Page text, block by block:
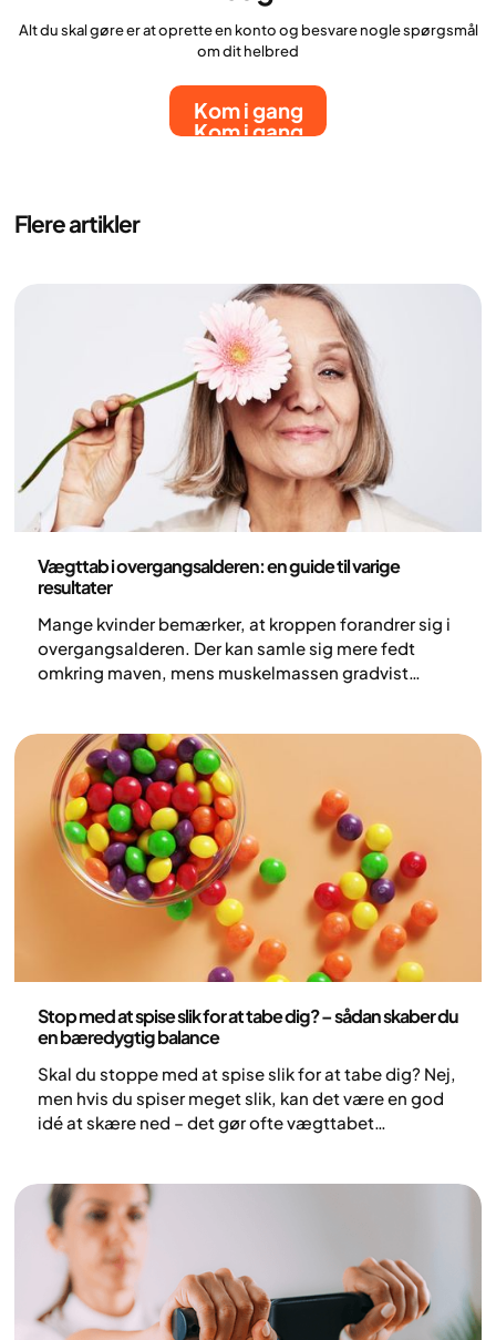
Alt du skal gøre er at oprette en konto og besvare nogle spørgsmål
om dit helbred
Kom i gang
Kom i gang
Flere artikler
Vægttab i overgangsalderen: en guide til varige
resultater
Mange kvinder bemærker, at kroppen forandrer sig i
overgangsalderen. Der kan samle sig mere fedt
omkring maven, mens muskelmassen gradvist
på, hvad forskning viser, og hvilke strategier der kan
hjælpe, hvis du ønsker at tabe dig i
overgangsalderen.
Stop med at spise slik for at tabe dig? – sådan skaber du
en bæredygtig balance
Skal du stoppe med at spise slik for at tabe dig? Nej,
men hvis du spiser meget slik, kan det være en god
idé at skære ned – det gør ofte vægttabet
afbalanceret helhed, hvor nærende mad, mæthed
og nydelse alle har deres plads. Her er tips til at
skære ned på slik og opbygge bæredygtige vaner.